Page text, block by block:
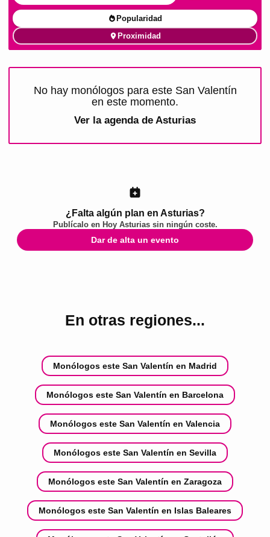
Popularidad
Proximidad
No hay monólogos para este San Valentín
en este momento.
Ver la agenda de Asturias
¿Falta algún plan en Asturias?
Publícalo en Hoy Asturiassin ningún coste.
Dar de alta un evento
En otras regiones...
Monólogos este San Valentín en Madrid
Monólogos este San Valentín en Barcelona
Monólogos este San Valentín en Valencia
Monólogos este San Valentín en Sevilla
Monólogos este San Valentín en Zaragoza
Monólogos este San Valentín en Islas Baleares